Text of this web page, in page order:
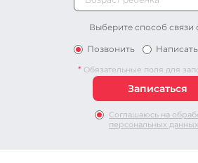
Выберите способ связи
Позвонить
* Обязательные поля для
Соглашаюсь на
персональных данных